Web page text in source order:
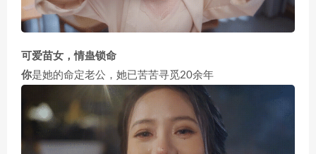
可爱苗女，情蛊锁命
你是她的命定老公，她已苦苦寻觅20余年